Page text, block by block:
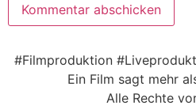
#Filmproduktion
Ein Film sagt mehr
Alle Rechte